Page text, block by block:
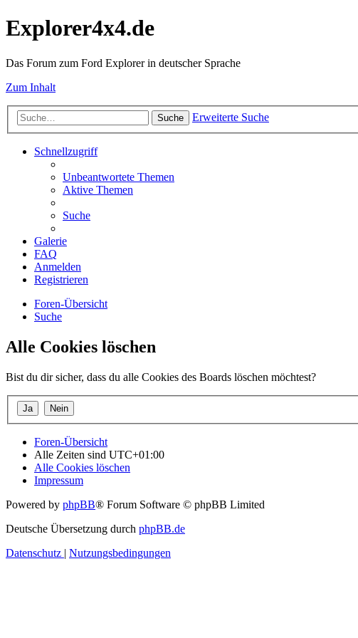
Explorer4x4.de
Das Forum zum Ford Explorer in deutscher Sprache
Zum Inhalt
Suche Erweiterte Suche
Schnellzugriff
Unbeantwortete Themen
Aktive Themen
Suche
Galerie
FAQ
Anmelden
Registrieren
Foren-Übersicht
Suche
Alle Cookies löschen
Bist du dir sicher, dass du alle Cookies des Boards löschen möchtest?
Foren-Übersicht
Alle Zeiten sind UTC+01:00
Alle Cookies löschen
Impressum
Powered by phpBB® Forum Software © phpBB Limited
Deutsche Übersetzung durch phpBB.de
Datenschutz | Nutzungsbedingungen